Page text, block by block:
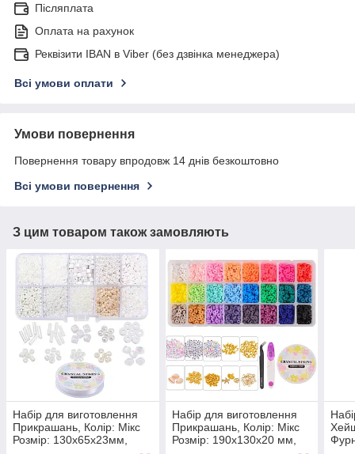
Післяплата
Оплата на рахунок
Реквізити IBAN в Viber (без дзвінка менеджера)
Всі умови оплати
Умови повернення
Повернення товару впродовж 14 днів безкоштовно
Всі умови повернення
З цим товаром також замовляють
Набір для виготовлення
Прикрашань, Колір: Мікс
Розмір: 130х65х23мм,
Набір для виготовлення
Прикрашань, Колір: Мікс
Розмір: 190х130х20 мм,